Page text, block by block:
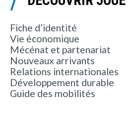
Fiche d’identité
Vie économique
Mécénat et partenariat
Nouveaux arrivants
Relations internationales
Développement durable
Guide des mobilités